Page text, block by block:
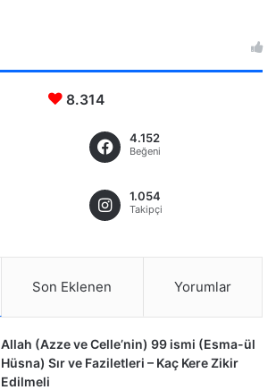
8.314
4.152
Beğeni
1.054
Takipçi
Son Eklenen Yorumlar
Allah (Azze ve Celle’nin) 99 ismi (Esma-ül
Hüsna) Sır ve Faziletleri – Kaç Kere Zikir
Edilmeli